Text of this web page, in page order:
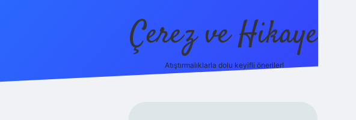
Çerez ve Hikaye
Atıştırmalıklarla dolu keyifli öneriler!